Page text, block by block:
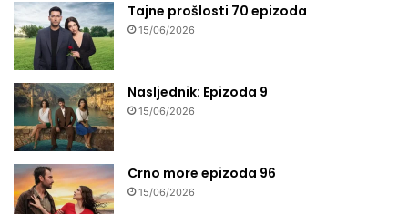
Tajne prošlosti 70 epizoda
15/06/2026
Nasljednik: Epizoda 9
15/06/2026
Crno more epizoda 96
15/06/2026